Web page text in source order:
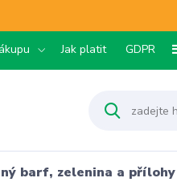
Jak platit GDPR
barf, zelenina a přílohy